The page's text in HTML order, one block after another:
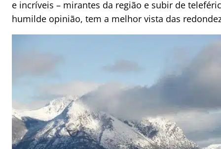
e incríveis – mirantes da região e subir de
humilde opinião, tem a melhor vista das